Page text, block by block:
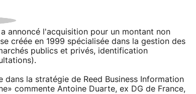
annoncé l'acquisition pour un montant non
créée en 1999 spécialisée dans la gestion des
publics et privés, identification
la stratégie de Reed Business Information
commente Antoine Duarte, ex DG de France,